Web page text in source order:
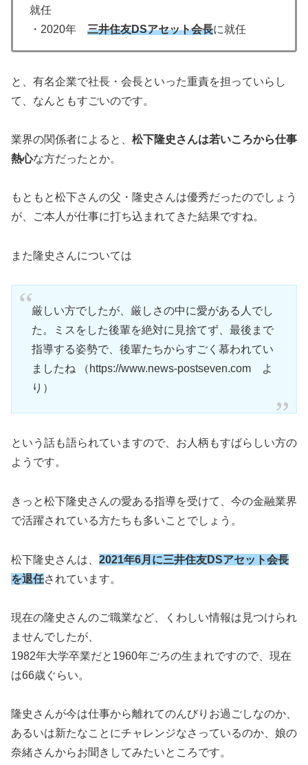
就任
・2020年 三井住友DSアセット会長に就任
と、有名企業で社長・会長といった重責を担っていらし
て、なんともすごいのです。
業界の関係者によると、 松下隆史さんは若いころから仕事
熱心な方だったとか。
もともと松下さんの父・隆史さんは優秀だったのでしょう
が、ご本人が仕事に打ち込まれてきた結果ですね。
また隆史さんについては
厳しい方でしたが、厳しさの中に愛がある人でし
た。ミスをした後輩を絶対に見捨てず、最後まで
指導する姿勢で、後輩たちからすごく慕われてい
ましたね （https://www.news-postseven.com よ
り）
という話も語られていますので、お人柄もすばらしい方の
ようです。
きっと松下隆史さんの愛ある指導を受けて、今の金融業界
で活躍されている方たちも多いことでしょう。
松下隆史さんは、 2021年6月に三井住友DSアセット会長
を退任されています。
現在の隆史さんのご職業など、くわしい情報は見つけられ
ませんでしたが、
1982年大学卒業だと1960年ごろの生まれですので、現在
は66歳ぐらい。
隆史さんが今は仕事から離れてのんびりお過ごしなのか、
あるいは新たなことにチャレンジなさっているのか、娘の
奈緒さんからお聞きしてみたいところです。